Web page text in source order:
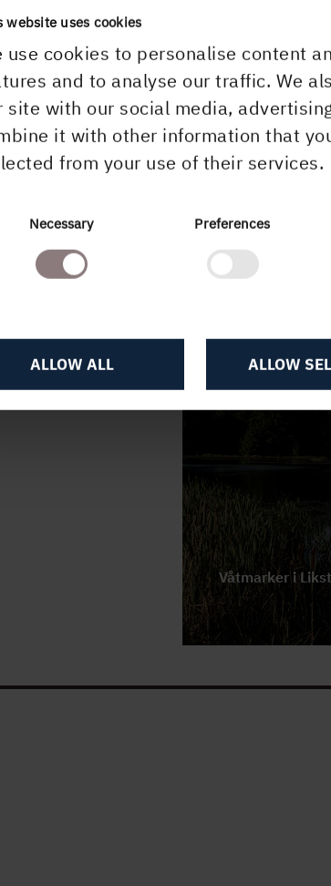
website uses cookies
use cookies to personalise content
and to analyse our traffic. We
site with our social media,
it with other information that
from your use of their services.
Necessary Preferences
ALLOW
ALLOW ALL
omfattande betesdrift.
I Axalaviken finns rester efter
transporterade timmer till den
flottas vidare till Sparreholms
om
Våtmarker i
Våtmarker är
växter och djur